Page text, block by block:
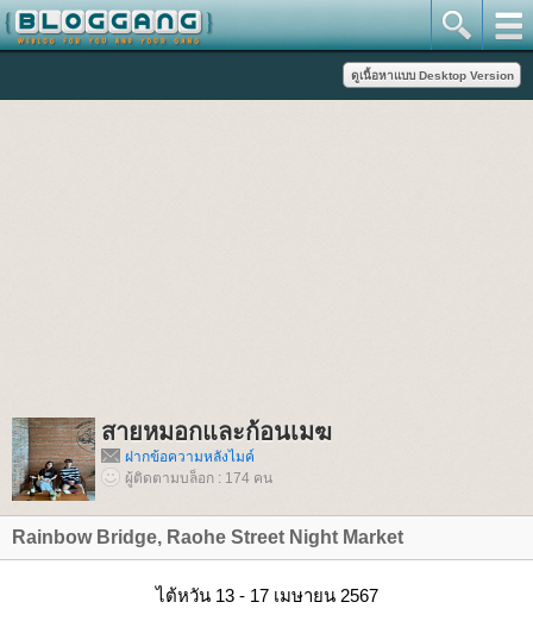
สายหมอกและก้อนเมฆ
ฝากข้อความหลังไมค์
ผู้ติดตามบล็อก : 174 คน
Rainbow Bridge, Raohe Street Night Market
ไต้หวัน 13 - 17 เมษายน 2567